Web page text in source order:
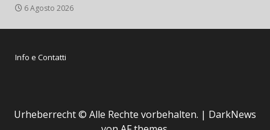
6 Agosto 2026
Info e Contatti
Urheberrecht © Alle Rechte vorbehalten. | DarkNews